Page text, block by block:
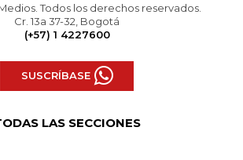
Todos los derechos reservados.
Cr. 13a 37-32, Bogotá
(+57) 1 4227600
SUSCRÍBASE
LAS SECCIONES